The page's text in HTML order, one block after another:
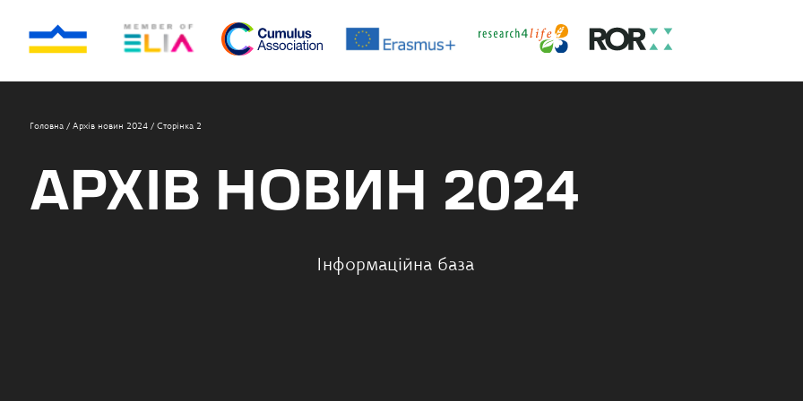
Головна / Архів новин 2024 / Сторінка 2
АРХІВ НОВИН 2024
Інформаційна база